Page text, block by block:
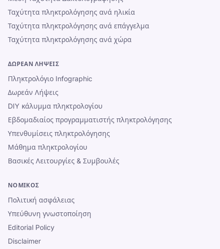
Ταχύτητα πληκτρολόγησης ανά ηλικία
Ταχύτητα πληκτρολόγησης ανά επάγγελμα
Ταχύτητα πληκτρολόγησης ανά χώρα
ΔΩΡΕΆΝ ΛΉΨΕΙΣ
Πληκτρολόγιο Infographic
Δωρεάν Λήψεις
DIY κάλυμμα πληκτρολογίου
Εβδομαδιαίος προγραμματιστής πληκτρολόγησης
Υπενθυμίσεις πληκτρολόγησης
Μάθημα πληκτρολογίου
Βασικές Λειτουργίες & Συμβουλές
ΝΟΜΙΚΌΣ
Πολιτική ασφάλειας
Υπεύθυνη γνωστοποίηση
Editorial Policy
Disclaimer